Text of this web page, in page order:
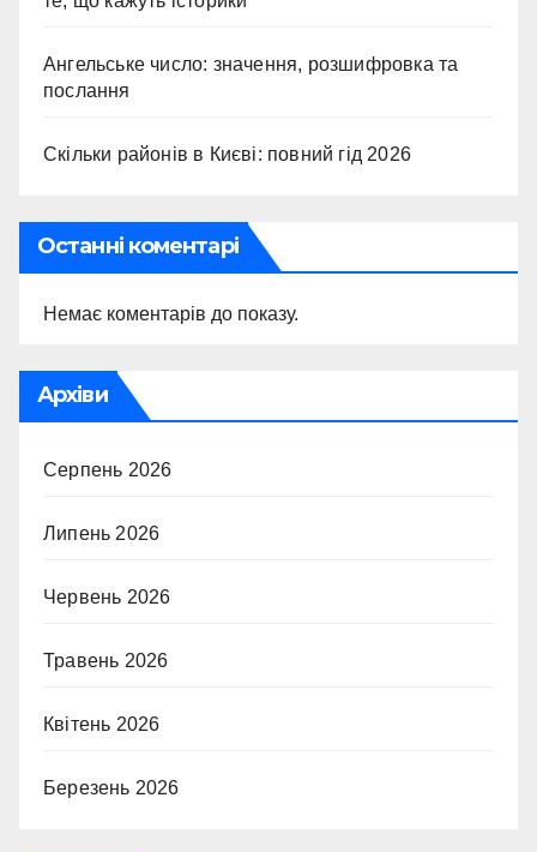
Ангельське число: значення, розшифровка та
послання
Скільки районів в Києві: повний гід 2026
Останні коментарі
Немає коментарів до показу.
Архіви
Серпень 2026
Липень 2026
Червень 2026
Травень 2026
Квітень 2026
Березень 2026